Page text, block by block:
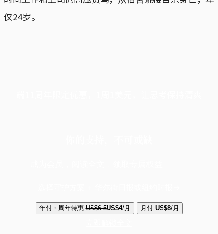
仅24岁。
年付・周年特惠 US$6.5US$4/月 月付 US$8/月